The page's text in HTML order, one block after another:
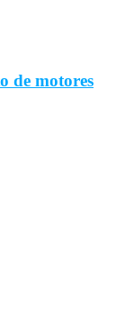
de motores